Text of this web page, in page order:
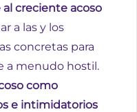
creciente acoso
a las y los
concretas para
a menudo hostil.
como
e intimidatorios